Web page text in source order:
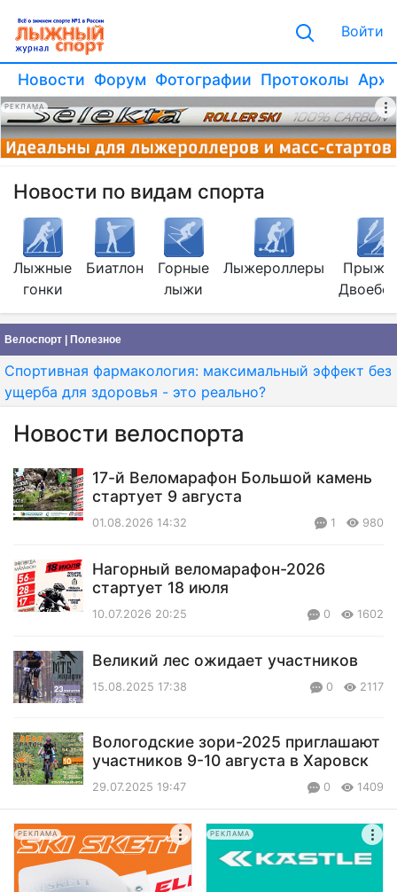
Войти
Новости Форум Фотографии Протоколы
РЕКЛАМА
Новости по видам спорта
Лыжные
гонки
Биатлон
Горные
лыжи
Лыжероллеры
Велоспорт | Полезное
Спортивная фармакология: максимальный эффект без
ущерба для здоровья - это реально?
Новости велоспорта
17-й Веломарафон Большой камень
стартует 9 августа
01.08.2026 14:32 1 980
Нагорный веломарафон-2026
стартует 18 июля
10.07.2026 20:25 0 1602
Великий лес ожидает участников
15.08.2025 17:38 0 2117
Вологодские зори-2025 приглашают
участников 9-10 августа в Харовск
29.07.2025 19:47 0 1409
РЕКЛАМА РЕКЛАМА